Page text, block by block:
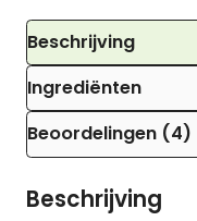
Beschrijving
Ingrediënten
Beoordelingen (4)
Beschrijving